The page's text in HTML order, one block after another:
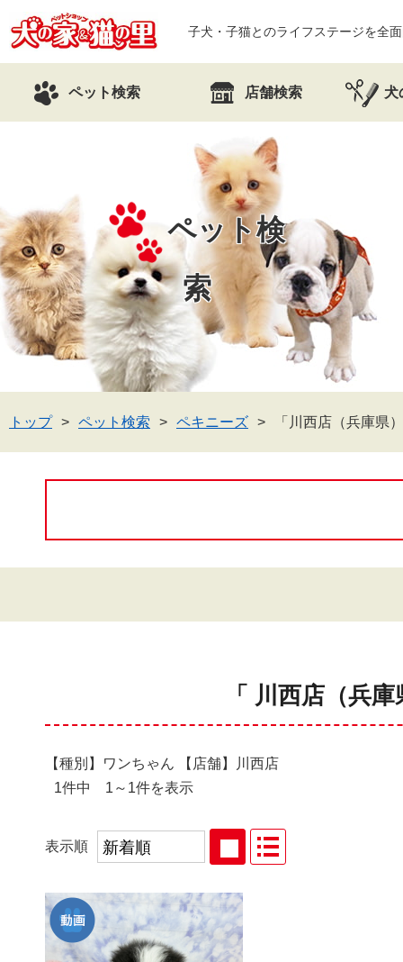
子犬・子猫とのライフステージを全
ペット検索 店舗検索 犬
ペット検
索
トップ ペット検索 ペキニーズ 「川西店（兵庫県
「 川西店（兵
【種別】ワンちゃん 【店舗】川西店
1件中 1～1件を表示
表示順